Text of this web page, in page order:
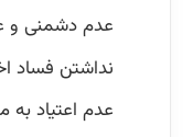
عدم دشمنی و
نداشتن فساد
عدم اعتیاد به